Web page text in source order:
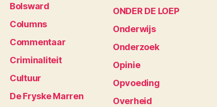
Bolsward
Columns
Commentaar
Criminaliteit
Cultuur
De Fryske Marren
ONDER DE LOEP
Onderwijs
Onderzoek
Opinie
Opvoeding
Overheid